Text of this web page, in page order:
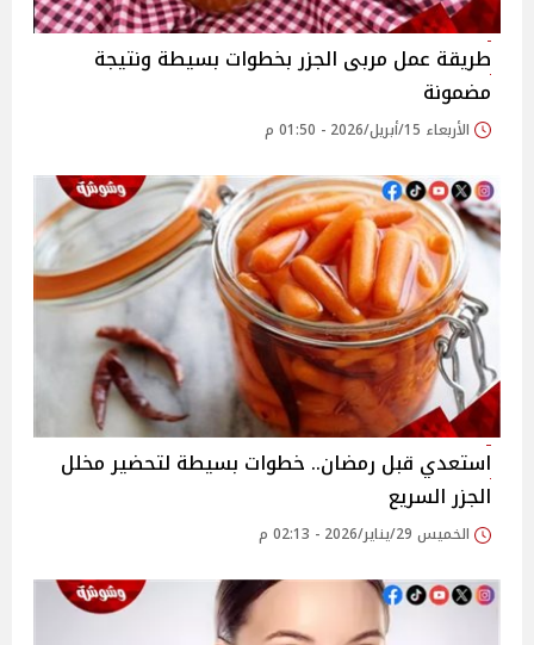
طريقة عمل مربى الجزر بخطوات بسيطة ونتيجة
مضمونة
الأربعاء 15/أبريل/2026 - 01:50 م
استعدي قبل رمضان.. خطوات بسيطة لتحضير مخلل
الجزر السريع
الخميس 29/يناير/2026 - 02:13 م